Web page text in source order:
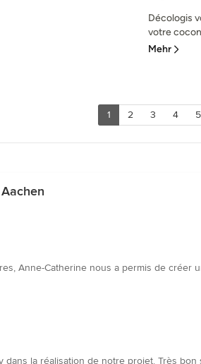
Décologis
votre
Mehr
1 2 3 4 5
Anne-Catherine nous a permis de créer
la réalisation de notre projet. Très bon